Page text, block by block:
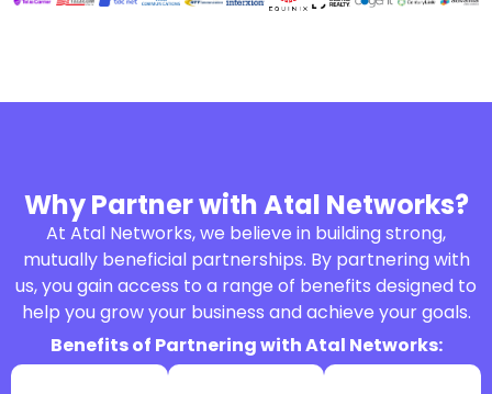
Why Partner with Atal Networks?
At Atal Networks, we believe in building strong,
mutually beneficial partnerships. By partnering with
us, you gain access to a range of benefits designed to
help you grow your business and achieve your goals.
Benefits of Partnering with Atal Networks: